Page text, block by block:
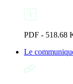
PDF - 518.68
Le